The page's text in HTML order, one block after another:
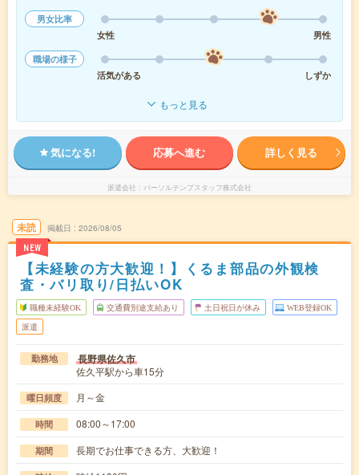
男女比率
女性
男性
職場の様子
活気がある
しずか
もっと見る
気になる! 応募へ進む 詳しく見る
派遣会社 パーソルテンプスタッフ株式会社
未読
NEW
掲載日 2026/08/05
【未経験の方大歓迎！】くるま部品の外観検
査・バリ取り/日払いOK
職種未経験OK 交通費別途支給あり 土日祝日が休み WEB登録OK
派遣
勤務地 長野県佐久市
佐久平駅から車15分
曜日頻度 月～金
時間 08:00～17:00
期間 長期でお仕事できる方、大歓迎！